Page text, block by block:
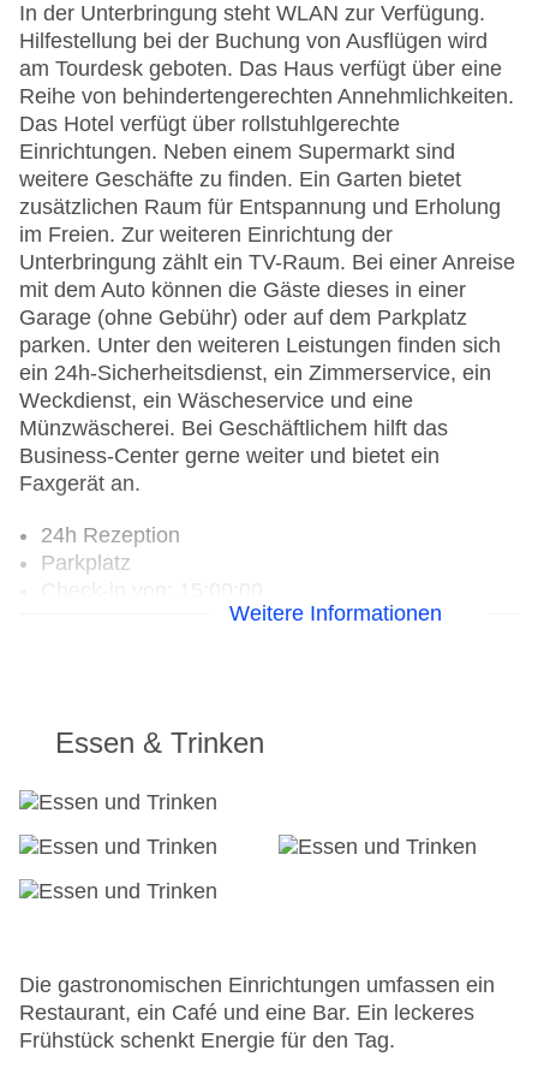
In der Unterbringung steht WLAN zur Verfügung.
Hilfestellung bei der Buchung von Ausflügen wird
am Tourdesk geboten. Das Haus verfügt über eine
Reihe von behindertengerechten Annehmlichkeiten.
Das Hotel verfügt über rollstuhlgerechte
Einrichtungen. Neben einem Supermarkt sind
weitere Geschäfte zu finden. Ein Garten bietet
zusätzlichen Raum für Entspannung und Erholung
im Freien. Zur weiteren Einrichtung der
Unterbringung zählt ein TV-Raum. Bei einer Anreise
mit dem Auto können die Gäste dieses in einer
Garage (ohne Gebühr) oder auf dem Parkplatz
parken. Unter den weiteren Leistungen finden sich
ein 24h-Sicherheitsdienst, ein Zimmerservice, ein
Weckdienst, ein Wäscheservice und eine
Münzwäscherei. Bei Geschäftlichem hilft das
Business-Center gerne weiter und bietet ein
Faxgerät an.
24h Rezeption
Parkplatz
Check-out bis: 11:00:00
Letzte umfassende Renovierung: 2016
Lift
Anzahl der Aufzüge: 1
Haustiere
Gesamtanzahl der Stockwerke: 15
Visa
Landeskategorie: 3 Sterne
Weitere Informationen
Essen & Trinken
Die gastronomischen Einrichtungen umfassen ein
Restaurant, ein Café und eine Bar. Ein leckeres
Frühstück schenkt Energie für den Tag.